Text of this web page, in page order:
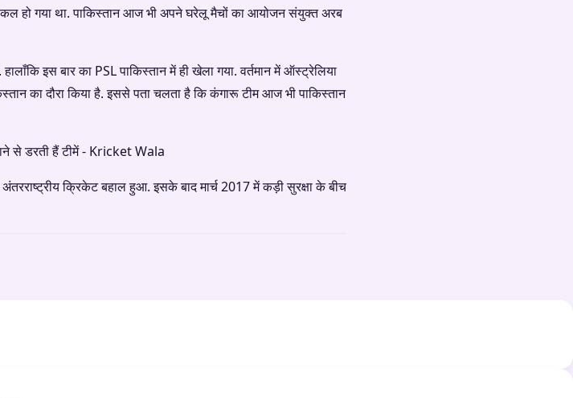
हो गया था. पाकिस्तान आज भी अपने घरेलू मैचों का आयोजन संयुक्त अरब
इस बार का PSL पाकिस्तान में ही खेला गया. वर्तमान में ऑस्ट्रेलिया
का दौरा किया है. इससे पता चलता है कि कंगारू टीम आज भी पाकिस्तान
क्रिकेट बहाल हुआ. इसके बाद मार्च 2017 में कड़ी सुरक्षा के बीच